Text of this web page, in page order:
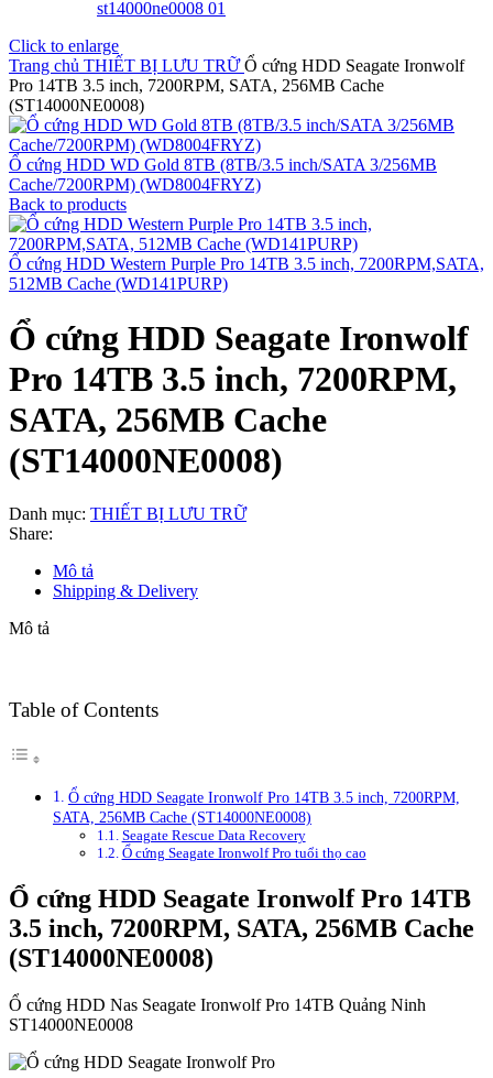
Click to enlarge
Trang chủ THIẾT BỊ LƯU TRỮỔ cứng HDD Seagate Ironwolf
Pro 14TB 3.5 inch, 7200RPM, SATA, 256MB Cache
(ST14000NE0008)
Ổ cứng HDD WD Gold 8TB (8TB/3.5 inch/SATA 3/256MB
Cache/7200RPM) (WD8004FRYZ)
Back to products
Ổ cứng HDD Western Purple Pro 14TB 3.5 inch, 7200RPM,SATA,
512MB Cache (WD141PURP)
Ổ cứng HDD Seagate Ironwolf
Pro 14TB 3.5 inch, 7200RPM,
SATA, 256MB Cache
(ST14000NE0008)
Danh mục: THIẾT BỊ LƯU TRỮ
Share:
Mô tả
Shipping & Delivery
Mô tả
Table of Contents
Ổ cứng HDD Seagate Ironwolf Pro 14TB 3.5 inch, 7200RPM,
SATA, 256MB Cache (ST14000NE0008)
Seagate Rescue Data Recovery
Ổ cứng Seagate Ironwolf Pro tuổi thọ cao
Ổ cứng HDD Seagate Ironwolf Pro 14TB
3.5 inch, 7200RPM, SATA, 256MB Cache
(ST14000NE0008)
Ổ cứng HDD Nas Seagate Ironwolf Pro 14TB Quảng Ninh
ST14000NE0008